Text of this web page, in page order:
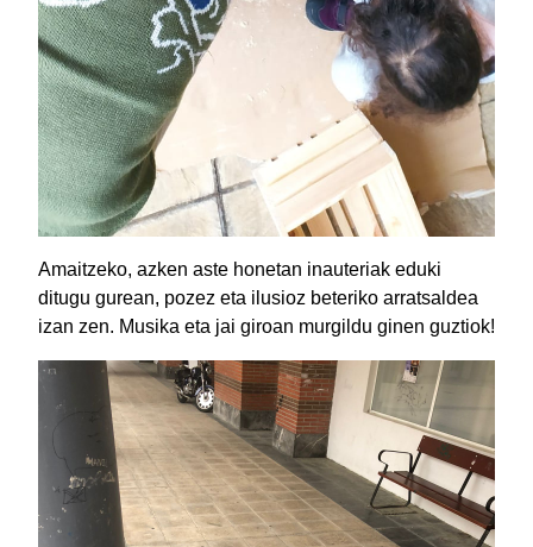
Amaitzeko, azken aste honetan inauteriak eduki
ditugu gurean, pozez eta ilusioz beteriko arratsaldea
izan zen. Musika eta jai giroan murgildu ginen guztiok!